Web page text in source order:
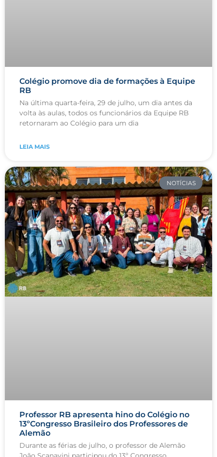
Colégio promove dia de formações à Equipe
RB
Na última quarta-feira, 29 de julho, um dia antes da
volta às aulas, todos os funcionários da Equipe RB
retornaram ao Colégio para um dia
LEIA MAIS
NOTÍCIAS
Professor RB apresenta hino do Colégio no
13ºCongresso Brasileiro dos Professores de
Alemão
Durante as férias de julho, o professor de Alemão